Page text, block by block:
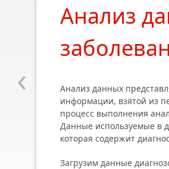
‹
Анализ
Анализ данных
информации, взятой из
процесс выполнения
Данные используемыe в
которая содержит
Загрузим данные